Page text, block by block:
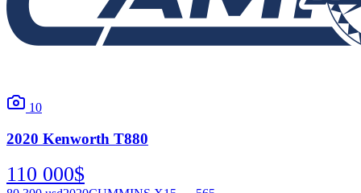
10
2020 Kenworth T880
110 000$